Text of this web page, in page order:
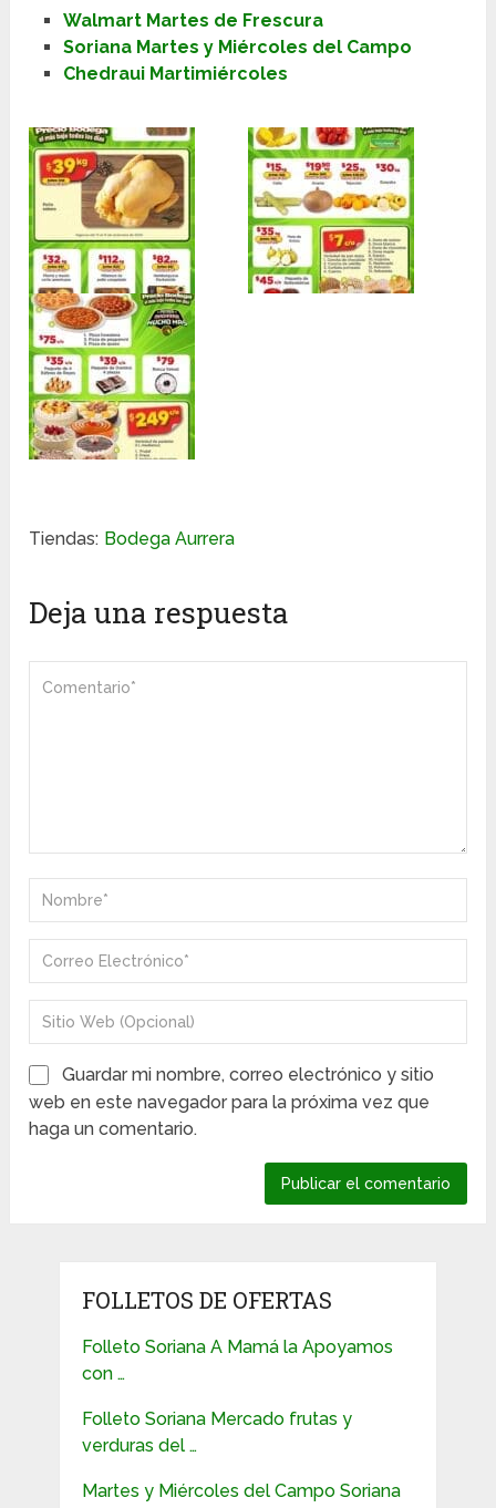
Walmart Martes de Frescura
Soriana Martes y Miércoles del Campo
Chedraui Martimiércoles
Tiendas: Bodega Aurrera
Deja una respuesta
Guardar mi nombre, correo electrónico y sitio
web en este navegador para la próxima vez que
haga un comentario.
FOLLETOS DE OFERTAS
Folleto Soriana A Mamá la Apoyamos
con …
Folleto Soriana Mercado frutas y
verduras del …
Martes y Miércoles del Campo Soriana